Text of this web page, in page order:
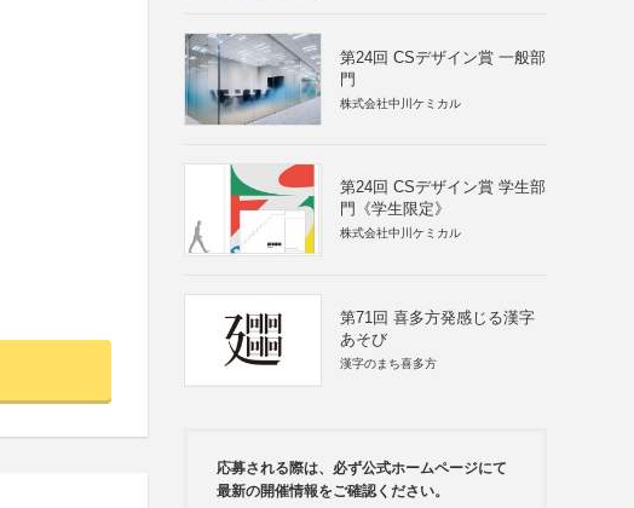
第24回 CSデザイン賞 一般部
門
株式会社中川ケミカル
第24回 CSデザイン賞 学生部
門《学生限定》
株式会社中川ケミカル
第71回 喜多方発感じる漢字
あそび
漢字のまち喜多方
応募される際は、必ず公式ホームページにて
最新の開催情報をご確認ください。